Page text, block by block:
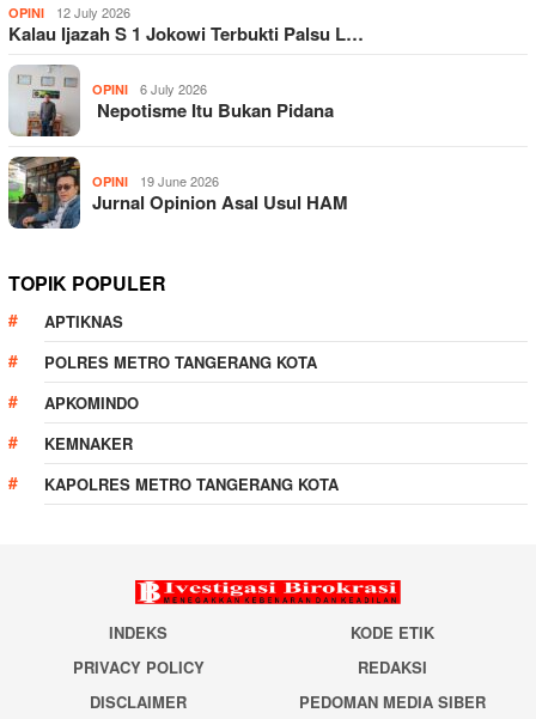
OPINI 12 July 2026
Kalau Ijazah S 1 Jokowi Terbukti Palsu L…
OPINI 6 July 2026
Nepotisme Itu Bukan Pidana
OPINI 19 June 2026
Jurnal Opinion Asal Usul HAM
TOPIK POPULER
APTIKNAS
POLRES METRO TANGERANG KOTA
APKOMINDO
KEMNAKER
KAPOLRES METRO TANGERANG KOTA
INDEKS
KODE ETIK
PRIVACY POLICY
REDAKSI
DISCLAIMER
PEDOMAN MEDIA SIBER